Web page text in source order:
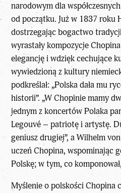
narodowym dla
od początku. Już w 1837 roku
dostrzegając bogactwo
wyrastały kompozycje
elegancję i wdzięk cechujące
wywiedzioną z kultury
podkreślał: „Polska dała mu
historii”. „W Chopinie mamy
jednym z koncertów Polaka
Legouvé – patriotę i artystę.
geniusz drugiej”, a Wilhelm
uczeń Chopina, wspominając
Polskę; w tym, co
Myślenie o polskości Chopina